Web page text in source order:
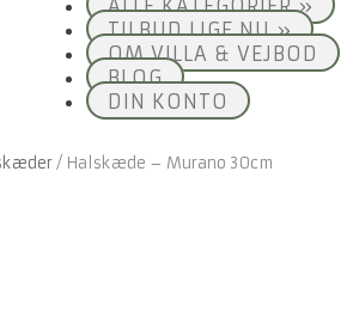
ALLE KATEGORIER »
TILBUD LIGE NU »
OM VILLA & VEJBOD
BLOG
DIN KONTO
/ Halskæde – Murano 30cm